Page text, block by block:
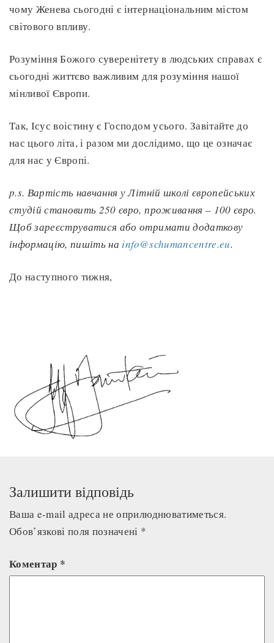
чому Женева сьогодні є інтернаціональним містом
світового впливу.
Розуміння Божого суверенітету в людських справах є
сьогодні життєво важливим для розуміння нашої
мінливої Європи.
Так, Ісус воістину є Господом усього. Завітайте до
нас цього літа, і разом ми дослідимо, що це означає
для нас у Європі.
p.s. Вартість навчання у Літній школі європейських
студій становить 250 євро, проживання – 100 євро.
Щоб зареєструватися або отримати додаткову
інформацію, пишіть на info@schumancentre.eu.
До наступного тижня,
Залишити відповідь
Ваша e-mail адреса не оприлюднюватиметься.
Обов’язкові поля позначені *
Коментар *